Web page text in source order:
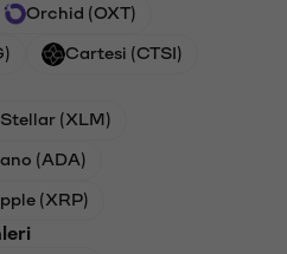
Orchid (OXT)
Cartesi (CTSI)
Stellar (XLM)
(ADA)
(XRP)